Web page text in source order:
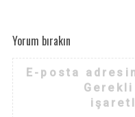
Yorum bırakın
E-posta